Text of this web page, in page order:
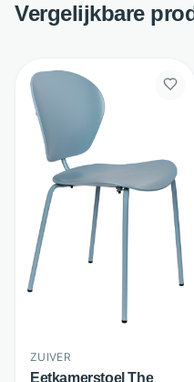
Vergelijkbare
ZUIVER
Eetkamerstoel The